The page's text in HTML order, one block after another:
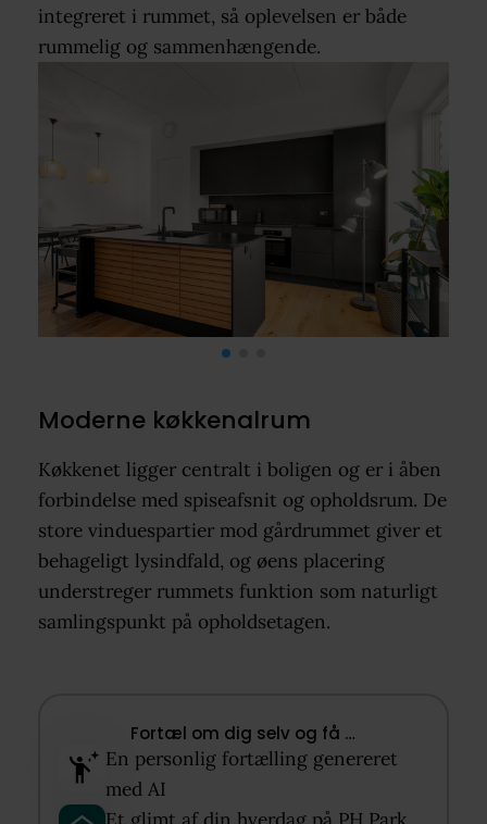
integreret i rummet, så oplevelsen er både
rummelig og sammenhængende.
Moderne køkkenalrum
Køkkenet ligger centralt i boligen og er i åben
forbindelse med spiseafsnit og opholdsrum. De
store vinduespartier mod gårdrummet giver et
behageligt lysindfald, og øens placering
understreger rummets funktion som naturligt
samlingspunkt på opholdsetagen.
Fortæl om dig selv og få …​
En personlig fortælling genereret
med AI​